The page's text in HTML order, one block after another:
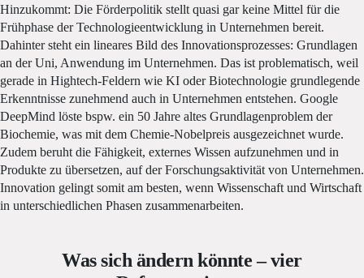
Hinzukommt: Die Förderpolitik stellt quasi gar keine Mittel für die
Frühphase der Technologieentwicklung in Unternehmen bereit.
Dahinter steht ein lineares Bild des Innovationsprozesses: Grundlagen
an der Uni, Anwendung im Unternehmen. Das ist problematisch, weil
gerade in Hightech-Feldern wie KI oder Biotechnologie grundlegende
Erkenntnisse zunehmend auch in Unternehmen entstehen. Google
DeepMind löste bspw. ein 50 Jahre altes Grundlagenproblem der
Biochemie, was mit dem Chemie-Nobelpreis ausgezeichnet wurde.
Zudem beruht die Fähigkeit, externes Wissen aufzunehmen und in
Produkte zu übersetzen, auf der Forschungsaktivität von Unternehmen.
Innovation gelingt somit am besten, wenn Wissenschaft und Wirtschaft
in unterschiedlichen Phasen zusammenarbeiten.
Was sich ändern könnte – vier